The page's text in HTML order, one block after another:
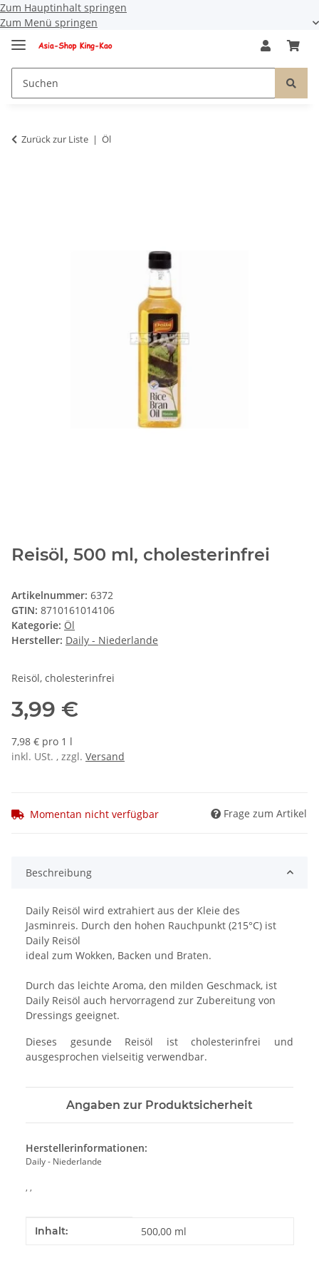
Zum Hauptinhalt springen
Zum Menü springen
Zurück zur Liste Öl
Reisöl, 500 ml, cholesterinfrei
Artikelnummer: 6372
GTIN: 8710161014106
Kategorie: Öl
Hersteller: Daily - Niederlande
Reisöl, cholesterinfrei
3,99 €
7,98 € pro 1 l
inkl. USt. , zzgl. Versand
Momentan nicht verfügbar Frage zum Artikel
Beschreibung
Daily Reisöl wird extrahiert aus der Kleie des
Jasminreis. Durch den hohen Rauchpunkt (215°C) ist
Daily Reisöl
ideal zum Wokken, Backen und Braten.
Durch das leichte Aroma, den milden Geschmack, ist
Daily Reisöl auch hervorragend zur Zubereitung von
Dressings geeignet.
Dieses gesunde Reisöl ist cholesterinfrei und
ausgesprochen vielseitig verwendbar.
Angaben zur Produktsicherheit
Herstellerinformationen:
Daily - Niederlande
, ,
Produkteigenschaft
Wert
Inhalt: 500,00 ml